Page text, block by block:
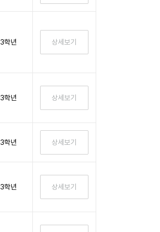
3학년
3학년
3학년
3학년